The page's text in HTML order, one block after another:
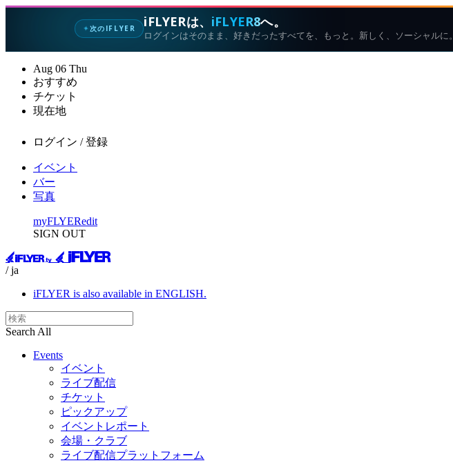
✦次のIFLYER iFLYERは、 iFLYER8へ。
ログインはそのまま、好きだったすべてを、もっと。新しく、ソーシャルに。
Aug 06 Thu
おすすめ
チケット
現在地
ログイン / 登録
イベント
バー
写真
myFLYERedit
SIGN OUT
/ ja
iFLYER is also available in ENGLISH.
Search All
Events
イベント
ライブ配信
チケット
ピックアップ
イベントレポート
会場・クラブ
ライブ配信プラットフォーム